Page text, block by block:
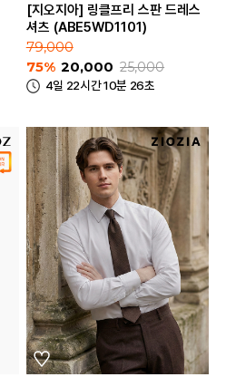
[지오지아] 링클프리 스판 드레스
셔츠 (ABE5WD1101)
79,000
75% 20,000 25,000
4일 22시간 10분 26초